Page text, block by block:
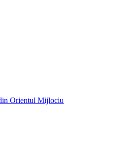
Orientul Mijlociu